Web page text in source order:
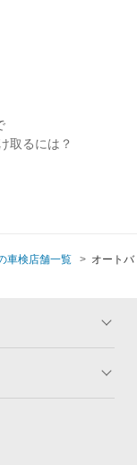
取るには？
車検店舗一覧
オートバ
一覧